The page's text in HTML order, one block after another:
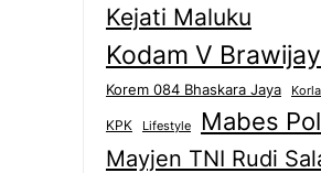
Kejati Maluku
Kodam V
Korem 084 Bhaskara Jaya
KPK Lifestyle Mabes
Mayjen TNI Rudi